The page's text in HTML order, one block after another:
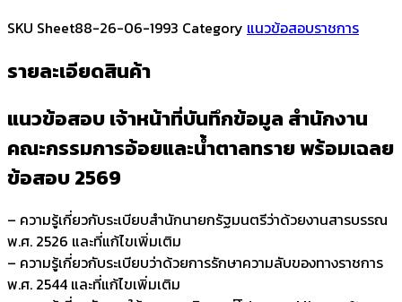
ทราย
SKU Sheet88-26-06-1993 Category แนวข้อสอบราชการ
รายละเอียดสินค้า
แนวข้อสอบ เจ้าหน้าที่บันทึกข้อมูล สำนักงาน
คณะกรรมการอ้อยและน้ำตาลทรายพร้อมเฉลย
ข้อสอบ 2569
– ความรู้เกี่ยวกับระเบียบสำนักนายกรัฐมนตรีว่าด้วยงานสารบรรณ
พ.ศ. 2526 และที่แก้ไขเพิ่มเติม
– ความรู้เกี่ยวกับระเบียบว่าด้วยการรักษาความลับของทางราชการ
พ.ศ. 2544 และที่แก้ไขเพิ่มเติม